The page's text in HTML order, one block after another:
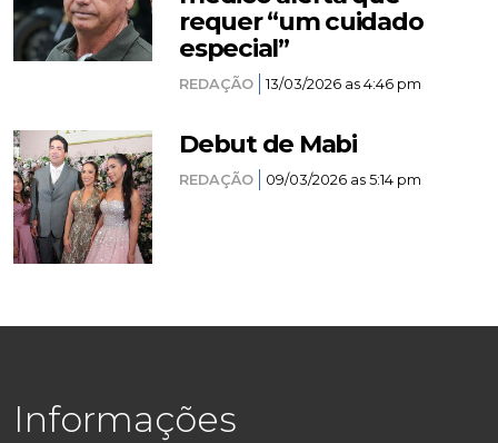
requer “um cuidado
especial”
REDAÇÃO 13/03/2026 as 4:46 pm
Debut de Mabi
REDAÇÃO 09/03/2026 as 5:14 pm
Informações